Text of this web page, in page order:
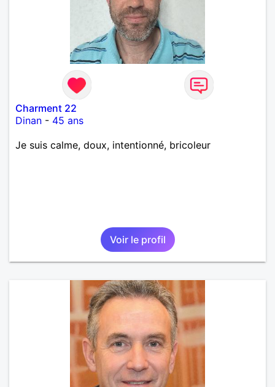
Charment 22
Dinan - 45 ans
Je suis calme, doux, intentionné, bricoleur
Voir le profil